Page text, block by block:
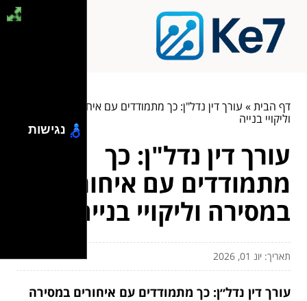
דף הבית» עורך דין נדל"ן: כך מתמודדים עם איחורים במסירה
וליקויי בנייה
עורך דין נדל"ן: כך
מתמודדים עם איחורים
במסירה וליקויי בנייה
תאריך: יונ 01, 2026
עורך דין נדל״ן: כך מתמודדים עם איחורים במסירה
נגישות